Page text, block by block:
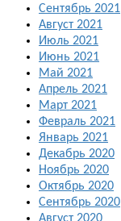
Сентябрь 2021
Август 2021
Июль 2021
Июнь 2021
Май 2021
Апрель 2021
Март 2021
Февраль 2021
Январь 2021
Декабрь 2020
Ноябрь 2020
Октябрь 2020
Сентябрь 2020